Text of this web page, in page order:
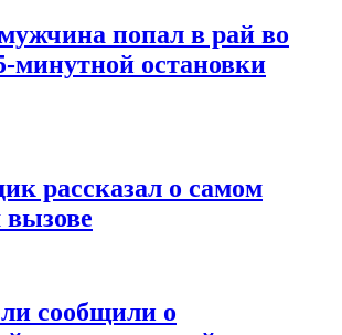
попал в рай во
минутной остановки
рассказал о самом
сообщили о